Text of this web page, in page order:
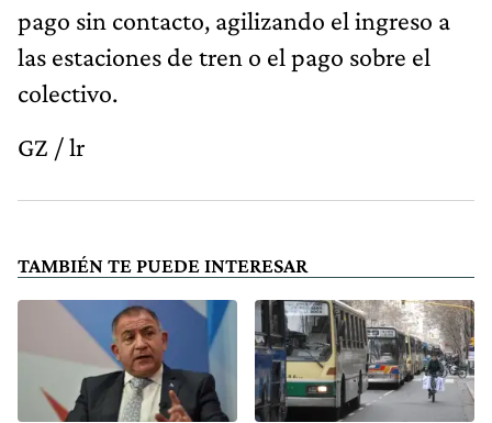
pago sin contacto, agilizando el ingreso a
las estaciones de tren o el pago sobre el
colectivo.
GZ / lr
TAMBIÉN TE PUEDE INTERESAR